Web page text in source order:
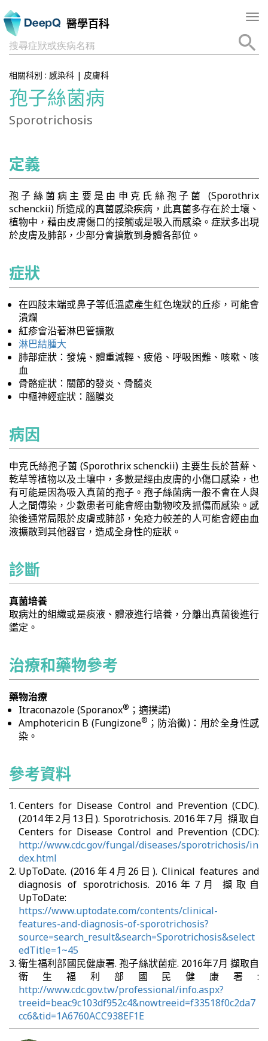
醫學百科
搜尋症狀或疾病名稱
相關科別 : 感染科 | 皮膚科
孢子絲菌病
Sporotrichosis
定義
孢子絲菌病主要是由申克氏絲孢子菌 (Sporothrix
schenckii) 所造成的真菌感染疾病，此真菌多存在於土壤、
植物中，藉由皮膚傷口的接觸或是吸入而感染。症狀多出現
於皮膚及肺部，少部分會擴散到身體各部位。
症狀
在四肢末端或鼻子等低溫處產生紅色塊狀的丘疹，可能會
潰爛
紅疹會沿著淋巴管擴散
淋巴結腫大
肺部症狀：發燒、體重減輕、疲倦、呼吸困難、咳嗽、咳
血
骨骼症狀：關節的發炎、骨髓炎
中樞神經症狀：腦膜炎
病因
申克氏絲孢子菌 (Sporothrix schenckii) 主要生長於苔蘚、
乾草等植物以及土壤中，多數是經由皮膚的小傷口感染，也
有可能是因為吸入真菌的孢子。孢子絲菌病一般不會在人與
人之間傳染，少數患者可能會經由動物咬及抓傷而感染。感
染後通常局限於皮膚或肺部，免疫力較差的人可能會經由血
液擴散到其他器官，造成全身性的症狀。
診斷
真菌培養
取病灶的組織或是痰液、體液進行培養，分離出真菌後進行
鑑定。
治療和藥物參考
藥物治療
Itraconazole (Sporanox® ；適撲諾)
Amphotericin B (Fungizone® ；防治黴)：用於全身性感
染。
參考資料
Centers for Disease Control and Prevention (CDC).
(2014年2月13日). Sporotrichosis. 2016年7月 擷取自
Centers for Disease Control and Prevention (CDC):
http://www.cdc.gov/fungal/diseases/sporotrichosis/in
dex.html
UpToDate. (2016年4月26日). Clinical features and
diagnosis of sporotrichosis. 2016年7月 擷取自
UpToDate:
https://www.uptodate.com/contents/clinical-
features-and-diagnosis-of-sporotrichosis?
source=search_result&search=Sporotrichosis&select
edTitle=1~45
衛生福利部國民健康署. 孢子絲狀菌症. 2016年7月 擷取自
衛生福利部國民健康署:
http://www.cdc.gov.tw/professional/info.aspx?
treeid=beac9c103df952c4&nowtreeid=f33518f0c2da7
cc6&tid=1A6760ACC938EF1E